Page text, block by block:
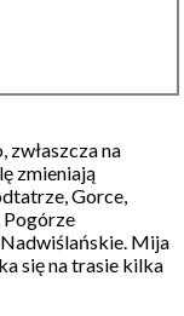
na
zmieniają
Gorce,
Pogórze
Mija
się na trasie kilka